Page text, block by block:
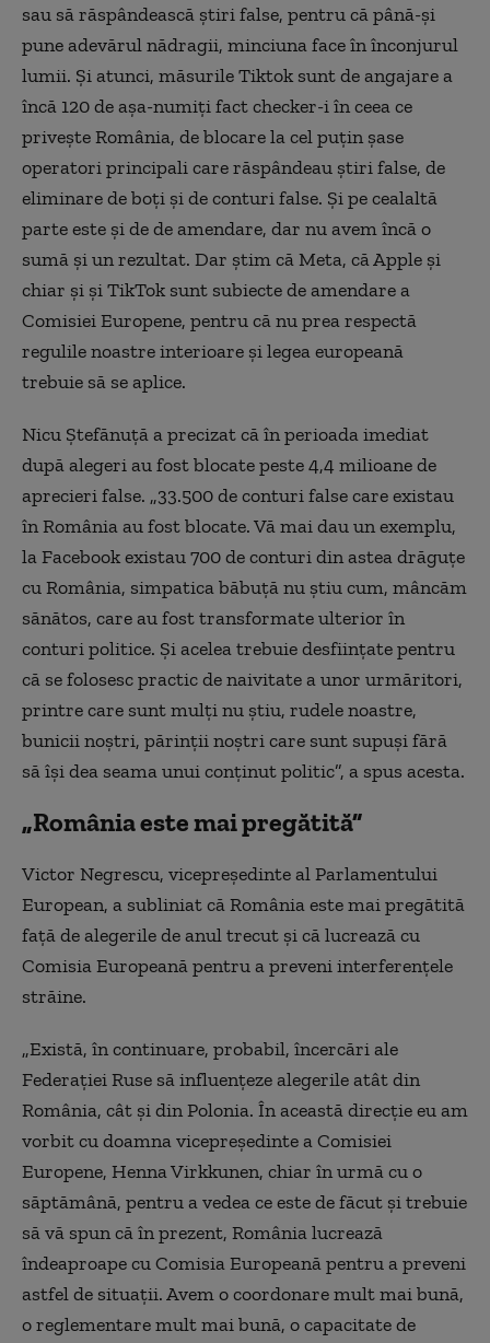
sau să răspândească știri false, pentru că până-și
pune adevărul nădragii, minciuna face în înconjurul
lumii. Și atunci, măsurile Tiktok sunt de angajare a
încă 120 de așa-numiți fact checker-i în ceea ce
privește România, de blocare la cel puțin șase
operatori principali care răspândeau știri false, de
eliminare de boți și de conturi false. Și pe cealaltă
parte este și de de amendare, dar nu avem încă o
sumă și un rezultat. Dar știm că Meta, că Apple și
chiar și și TikTok sunt subiecte de amendare a
Comisiei Europene, pentru că nu prea respectă
regulile noastre interioare și legea europeană
trebuie să se aplice.
Nicu Ștefănuță a precizat că în perioada imediat
după alegeri au fost blocate peste 4,4 milioane de
aprecieri false. „33.500 de conturi false care existau
în România au fost blocate. Vă mai dau un exemplu,
la Facebook existau 700 de conturi din astea drăguțe
cu România, simpatica băbuță nu știu cum, mâncăm
sănătos, care au fost transformate ulterior în
conturi politice. Și acelea trebuie desființate pentru
că se folosesc practic de naivitate a unor urmăritori,
printre care sunt mulți nu știu, rudele noastre,
bunicii noștri, părinții noștri care sunt supuși fără
să își dea seama unui conținut politic”, a spus acesta.
„România este mai pregătită”
Victor Negrescu, vicepreședinte al Parlamentului
European, a subliniat că România este mai pregătită
față de alegerile de anul trecut și că lucrează cu
Comisia Europeană pentru a preveni interferențele
străine.
„Există, în continuare, probabil, încercări ale
Federației Ruse să influențeze alegerile atât din
România, cât și din Polonia. În această direcție eu am
vorbit cu doamna vicepreședinte a Comisiei
Europene, Henna Virkkunen, chiar în urmă cu o
săptămână, pentru a vedea ce este de făcut și trebuie
să vă spun că în prezent, România lucrează
îndeaproape cu Comisia Europeană pentru a preveni
astfel de situații. Avem o coordonare mult mai bună,
o reglementare mult mai bună, o capacitate de